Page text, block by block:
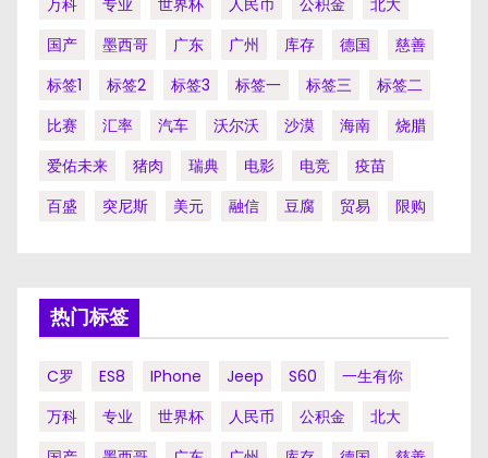
国产
墨西哥 广东 广州 库存 德国
慈善
标签1
标签2 标签3 标签一 标签三
标签二
比赛
汇率 汽车 沃尔沃 沙漠 海南
烧腊
爱佑未来
猪肉 瑞典 电影 电竞
疫苗
百盛
突尼斯 美元 融信 豆腐 贸易 限购
热门标签
C罗 ES8 IPhone Jeep S60
一生有你
万科
专业 世界杯 人民币 公积金
北大